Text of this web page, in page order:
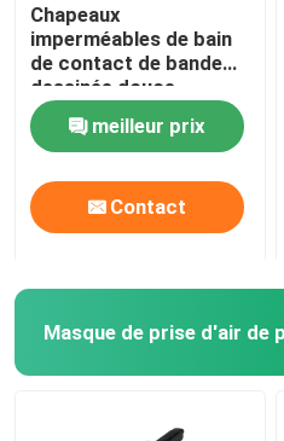
Chapeaux
imperméables de bain
de contact de bande
dessinée douce
d'enfants pour les
cheveux courts de
longs cheveux
meilleur prix
Contact
Masque de prise d'air de